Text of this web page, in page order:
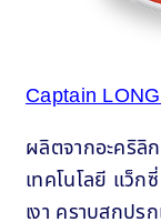
Captain
ผลิตจากอะคริลิ
เทคโนโลยี แว็
เงา คราบสกป